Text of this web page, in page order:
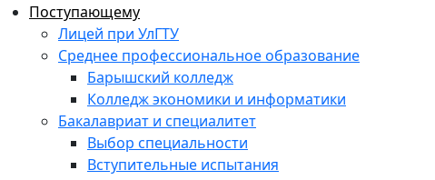
Поступающему
Лицей при УлГТУ
Среднее профессиональное образование
Барышский колледж
Колледж экономики и информатики
Бакалавриат и специалитет
Выбор специальности
Вступительные испытания